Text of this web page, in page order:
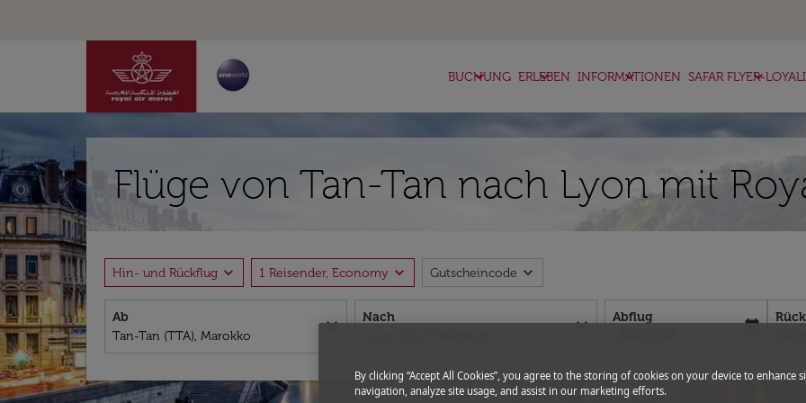
BUCHUNG
keyboard_arrow_down ERLEBEN
keyboard_arrow_down INFORMATIONEN
keyboard_arrow_down SAFAR FLYER-
keyboard_arrow_down
Flüge von Tan-Tan nach Lyon mit
Hin- und Rückflug expand_more 1 Reisender, Economy expand_more Gutscheincode expand_more
Ab
close
Nach
close
Abflug
today
fc-
By clicking “Accept All Cookies”, you agree to the storing of cookies on your device to enhance
navigation, analyze site usage, and assist in our marketing efforts.